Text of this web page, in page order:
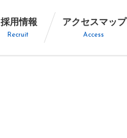
採用情報
Recruit
アクセスマップ
Access